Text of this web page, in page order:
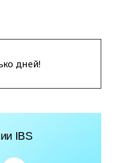
дней!
IBS